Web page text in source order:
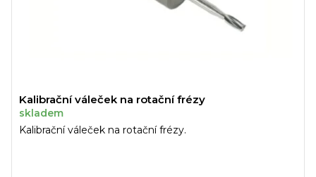
Kalibrační váleček na rotační frézy
skladem
Kalibrační váleček na rotační frézy.